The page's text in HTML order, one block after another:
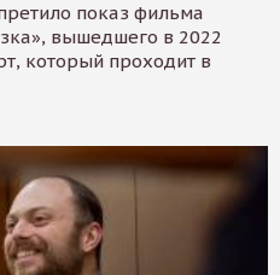
показ фильма
вышедшего в 2022
который проходит в